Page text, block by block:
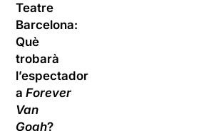
Teatre
Barcelona:
Què
trobarà
l’espectador
aForever
Van
Gogh?